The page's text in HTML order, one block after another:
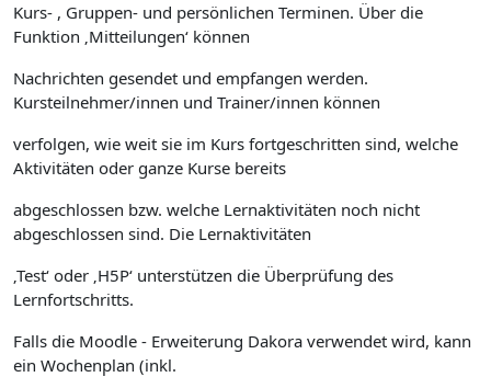
Kurs- , Gruppen- und persönlichen Terminen. Über die
Funktion ‚Mitteilungen‘ können
Nachrichten gesendet und empfangen werden.
Kursteilnehmer/innen und Trainer/innen können
verfolgen, wie weit sie im Kurs fortgeschritten sind, welche
Aktivitäten oder ganze Kurse bereits
abgeschlossen bzw. welche Lernaktivitäten noch nicht
abgeschlossen sind. Die Lernaktivitäten
‚Test‘ oder ‚H5P‘ unterstützen die Überprüfung des
Lernfortschritts.
Falls die Moodle - Erweiterung Dakora verwendet wird, kann
ein Wochenplan (inkl.